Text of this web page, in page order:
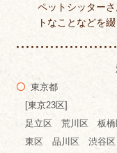
ペットシッター
トなことなどを綴
東京都
[東京23区]
足立区 荒川区 板
東区 品川区 渋谷